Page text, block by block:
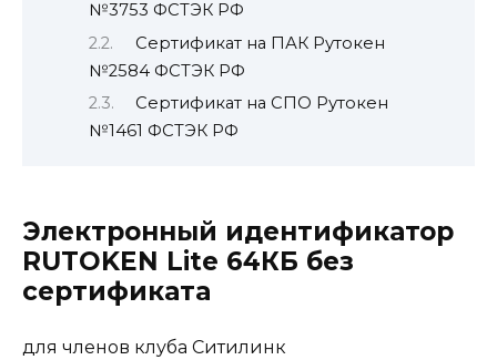
№3753 ФСТЭК РФ
Сертификат на ПАК Рутокен
№2584 ФСТЭК РФ
Сертификат на СПО Рутокен
№1461 ФСТЭК РФ
Электронный идентификатор
RUTOKEN Lite 64КБ без
сертификата
для членов клуба Ситилинк